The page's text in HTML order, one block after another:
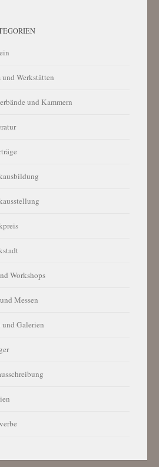
Werkstätten
und Kammern
Workshops
Messen
und Galerien